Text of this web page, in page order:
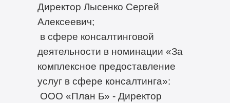
Директор Лысенко Сергей
Алексеевич;
в сфере консалтинговой
деятельности в номинации «За
комплексное предоставление
услуг в сфере консалтинга»:
ООО «План Б» - Директор